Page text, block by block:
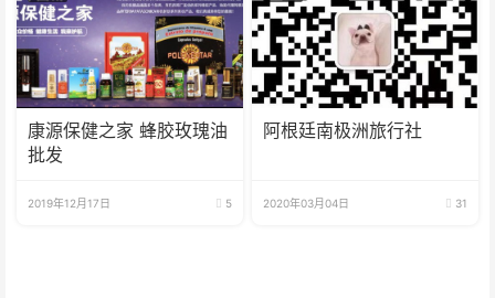
康源保健之家 蜂胶玫瑰油
批发
2019年12月17日 5
阿根廷南极洲旅行社
2020年03月04日 31